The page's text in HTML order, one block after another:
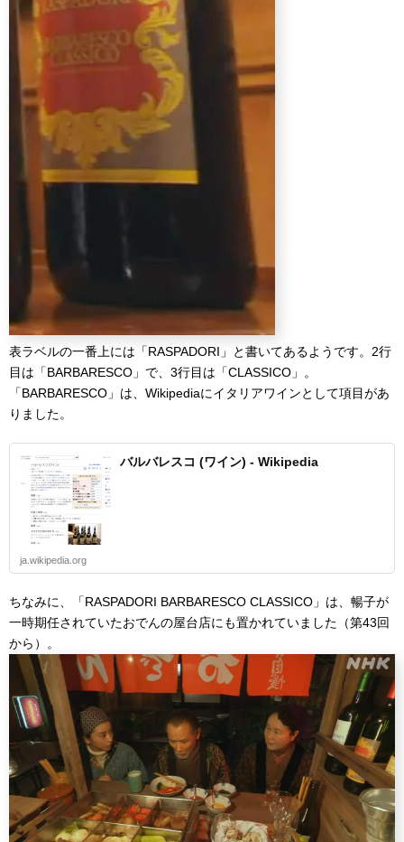
表ラベルの一番上には「RASPADORI」と書いてあるようです。2行
目は「BARBARESCO」で、3行目は「CLASSICO」。
「BARBARESCO」は、Wikipediaにイタリアワインとして項目があ
りました。
バルバレスコ (ワイン) - Wikipedia
ja.wikipedia.org
ちなみに、「RASPADORI BARBARESCO CLASSICO」は、暢子が
一時期任されていたおでんの屋台店にも置かれていました（第43回
から）。